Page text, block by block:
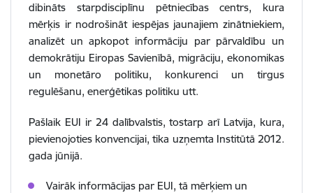
dibināts starpdisciplīnu pētniecības centrs, kura
mērķis ir nodrošināt iespējas jaunajiem zinātniekiem,
analizēt un apkopot informāciju par pārvaldību un
demokrātiju Eiropas Savienībā, migrāciju, ekonomikas
un monetāro politiku, konkurenci un tirgus
regulēšanu, enerģētikas politiku utt.
Pašlaik EUI ir 24 dalībvalstis, tostarp arī Latvija, kura,
pievienojoties konvencijai, tika uzņemta Institūtā 2012.
gada jūnijā.
Vairāk informācijas par EUI, tā mērķiem un